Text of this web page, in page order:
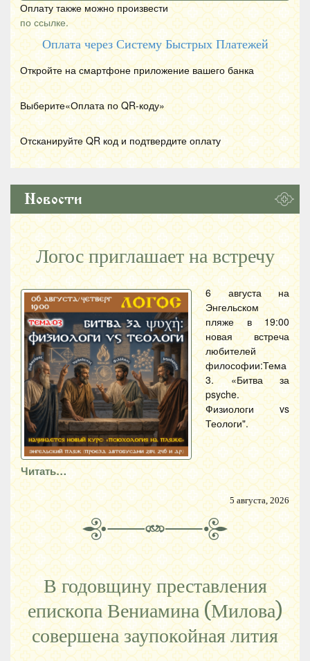
Оплату также можно произвести
по ссылке.
Оплата через Систему Быстрых Платежей
Откройте на смартфоне приложение вашего банка
Выберите«Оплата по QR-коду»
Отсканируйте QR код и подтвердите оплату
Новости
Логос приглашает на встречу
6 августа на
Энгельском
пляже в 19:00
новая встреча
любителей
философии:Тема
3. «Битва за
psyche.
Физиологи vs
Теологи".
Читать…
5 августа, 2026
В годовщину преставления
епископа Вениамина (Милова)
совершена заупокойная лития